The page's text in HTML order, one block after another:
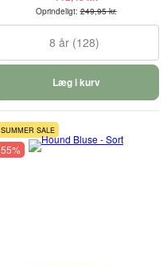
Oprindeligt:249,95 kr.
8 år (128)
Læg i kurv
SUMMER SALE
55%